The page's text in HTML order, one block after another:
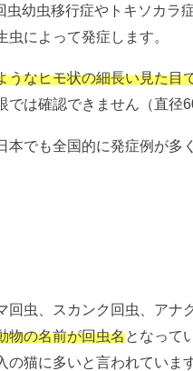
虫幼虫移行症やトキソカラ
によって発症します。
うなヒモ状の細長い見た目
は確認できません（直径
本でも全国的に発症例が多
回虫、スカンク回虫、アナ
物の名前が回虫名となって
猫に多いと言われています